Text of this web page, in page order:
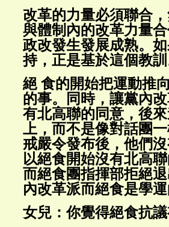
改革的力量必須聯合
與體制內的改革力量
政改發生發展成熟。
持，正是基於這個教訓
絕 食的開始把運動推
的事。同時，讓黨內
有北高聯的同意，後
上，而不是像對話團
戒嚴令發布後，他們
以絕食開始沒有北高
而絕食團指揮部拒絕
內改革派而絕食是學運
女兒：你覺得絕食抗議